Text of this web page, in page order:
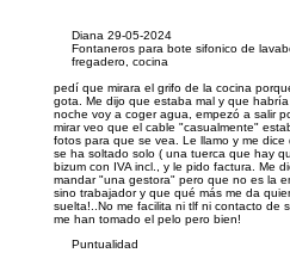
Diana 29-05-2024
Fontaneros para bote sifonico de
fregadero, cocina
pedí que mirara el grifo de la cocina
gota. Me dijo que estaba mal y que
noche voy a coger agua, empezó a salir
mirar veo que el cable "casualmente"
fotos para que se vea. Le llamo y me
se ha soltado solo ( una tuerca que hay
bizum con IVA incl., y le pido factura. Me
mandar "una gestora" pero que no es la
sino trabajador y que qué más me da
suelta!..No me facilita ni tlf ni contacto de
me han tomado el pelo pero bien!
Puntualidad